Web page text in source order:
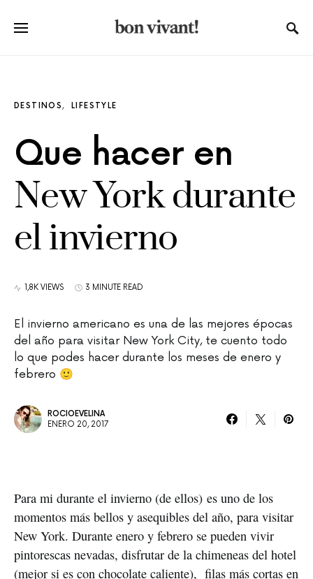
DESTINOS LIFESTYLE
Que hacer en
New York durante
el invierno
1,8K VIEWS 3 MINUTE READ
El invierno americano es una de las mejores épocas
del año para visitar New York City, te cuento todo
lo que podes hacer durante los meses de enero y
febrero 🙂
ROCIOEVELINA
ENERO 20, 2017
Para mi durante el invierno (de ellos) es uno de los
momentos más bellos y asequibles del año, para visitar
New York. Durante enero y febrero se pueden vivir
pintorescas nevadas, disfrutar de la chimeneas del hotel
(mejor si es con chocolate caliente),  filas más cortas en